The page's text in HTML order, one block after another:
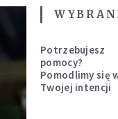
Potrzebujesz
pomocy?
Pomodlimy się
Twojej intencji